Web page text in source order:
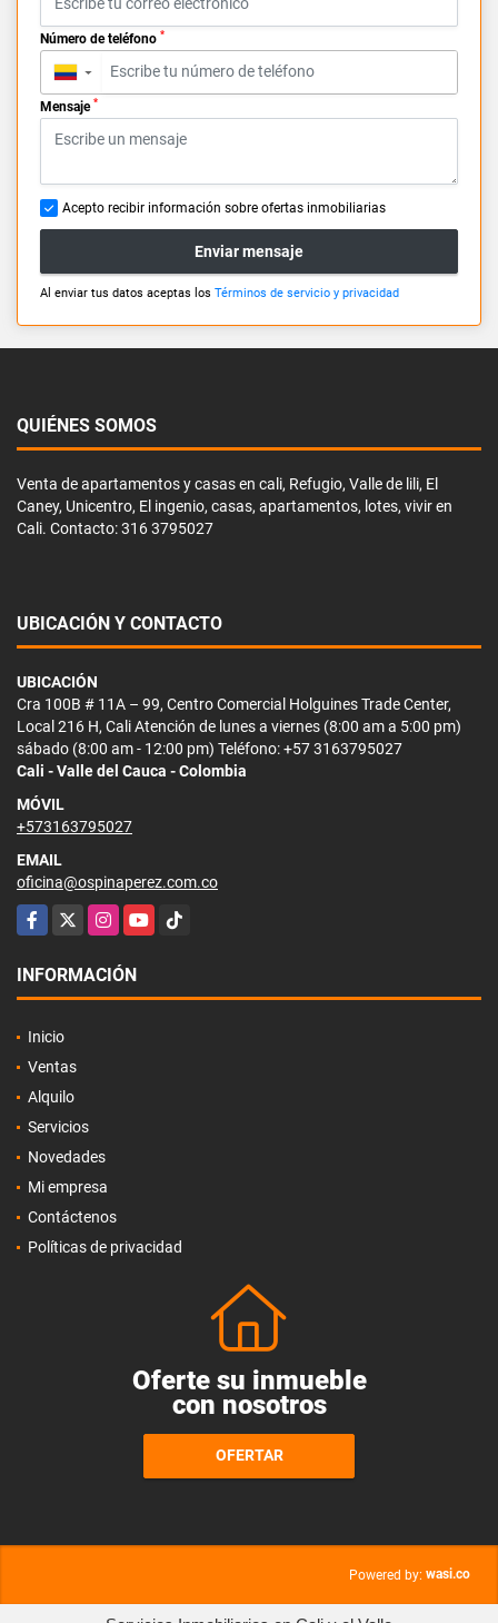
Número de teléfono *
▼
Mensaje *
Acepto recibir información sobre ofertas inmobiliarias
Enviar mensaje
Al enviar tus datos aceptas los Términos de servicio y privacidad
QUIÉNES SOMOS
Venta de apartamentos y casas en cali, Refugio, Valle de lili, El
Caney, Unicentro, El ingenio, casas, apartamentos, lotes, vivir en
Cali. Contacto: 316 3795027
UBICACIÓN Y CONTACTO
UBICACIÓN
Cra 100B # 11A – 99, Centro Comercial Holguines Trade Center,
Local 216 H, Cali Atención de lunes a viernes (8:00 am a 5:00 pm)
sábado (8:00 am - 12:00 pm) Teléfono: +57 3163795027
Cali - Valle del Cauca - Colombia
MÓVIL
+573163795027
EMAIL
oficina@ospinaperez.com.co
Facebook
X InstagramYouTubeTikTok
INFORMACIÓN
Inicio
Ventas
Alquilo
Servicios
Novedades
Mi empresa
Contáctenos
Políticas de privacidad
Oferte su inmueble
con nosotros
OFERTAR
Powered by: wasi.co